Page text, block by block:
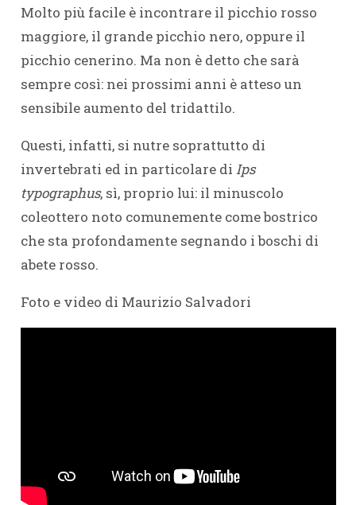
Molto più facile è incontrare il picchio rosso
maggiore, il grande picchio nero, oppure il
picchio cenerino. Ma non è detto che sarà
sempre così: nei prossimi anni è atteso un
sensibile aumento del tridattilo.
Questi, infatti, si nutre soprattutto di
invertebrati ed in particolare di Ips
typographus, sì, proprio lui: il minuscolo
coleottero noto comunemente come bostrico
che sta profondamente segnando i boschi di
abete rosso.
Foto e video di Maurizio Salvadori